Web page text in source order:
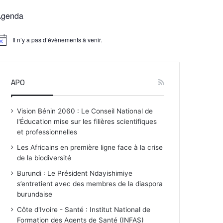
Il n’y a pas d’évènements à venir.
APO
Vision Bénin 2060 : Le Conseil National de
l'Éducation mise sur les filières scientifiques
et professionnelles
Les Africains en première ligne face à la crise
de la biodiversité
Burundi : Le Président Ndayishimiye
s’entretient avec des membres de la diaspora
burundaise
Côte d'Ivoire - Santé : Institut National de
Formation des Agents de Santé (INFAS)